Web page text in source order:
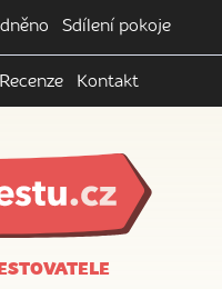
Sdílení pokoje
Recenze Kontakt